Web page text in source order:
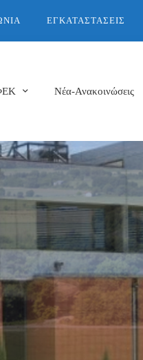
ΕΓΚΑΤΑΣΤΆΣΕΙΣ
Νέα-Ανακοινώσεις